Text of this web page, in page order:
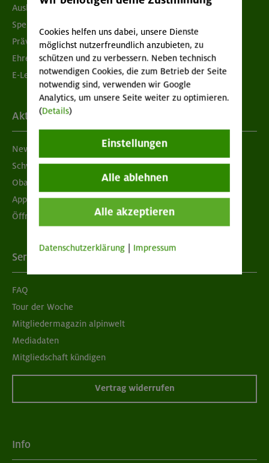
Ausbildung & Jobs
Spenden
Prävention sexualisierter Gewalt
Ehrenamtsbörse
E-Learning
Aktuelles
Newsletter
Schwarzes Brett
Obacht geben!
App "Mein DAV+"
Öffnungszeiten
Services
FAQ
Tour der Woche
Mitgliedermagazin alpinwelt
Mediadaten
Mitgliedschaft kündigen
Vertrag widerrufen
Info
Cookies helfen uns dabei, unsere Dienste
möglichst nutzerfreundlich anzubieten, zu
schützen und zu verbessern. Neben technisch
notwendigen Cookies, die zum Betrieb der Seite
notwendig sind, verwenden wir Google
Analytics, um unsere Seite weiter zu optimieren.
(Details)
Einstellungen
Alle ablehnen
Alle akzeptieren
Datenschutzerklärung Impressum